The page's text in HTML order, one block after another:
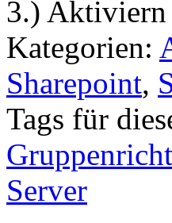
3.)
Kategorien:
Sharepoint,
Tags für
Server